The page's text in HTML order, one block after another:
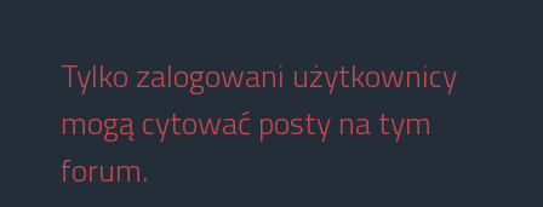
Tylko zalogowani użytkownicy
mogą cytować posty na tym
forum.